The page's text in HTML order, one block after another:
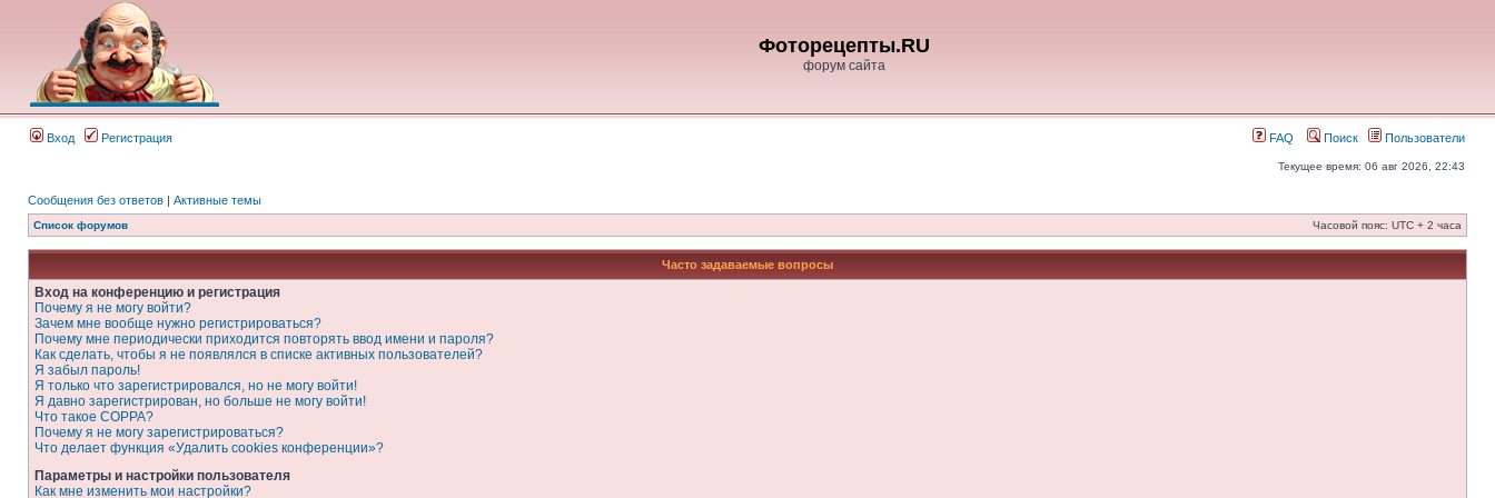
Фоторецепты.RU
форум сайта
Вход Регистрация FAQ Поиск Пользователи
Текущее время: 06 авг 2026, 22:43
Сообщения без ответов | Активные темы
Список форумов Часовой пояс: UTC + 2 часа
Часто задаваемые вопросы
Вход на конференцию и регистрация
Почему я не могу войти?
Зачем мне вообще нужно регистрироваться?
Почему мне периодически приходится повторять ввод имени и пароля?
Как сделать, чтобы я не появлялся в списке активных пользователей?
Я забыл пароль!
Я только что зарегистрировался, но не могу войти!
Я давно зарегистрирован, но больше не могу войти!
Что такое COPPA?
Почему я не могу зарегистрироваться?
Что делает функция «Удалить cookies конференции»?
Параметры и настройки пользователя
Как мне изменить мои настройки?